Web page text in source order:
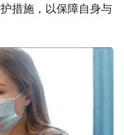
措施，以保障自身与